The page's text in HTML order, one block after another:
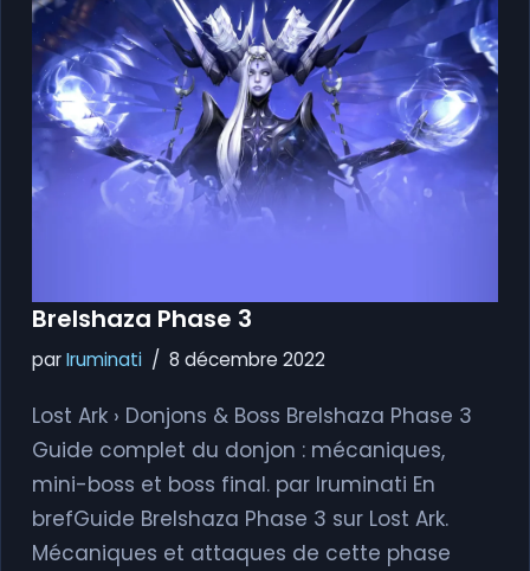
Brelshaza Phase 3
parIruminati 8 décembre 2022
Lost Ark › Donjons & Boss Brelshaza Phase 3
Guide complet du donjon : mécaniques,
mini-boss et boss final. par Iruminati En
brefGuide Brelshaza Phase 3 sur Lost Ark.
Mécaniques et attaques de cette phase